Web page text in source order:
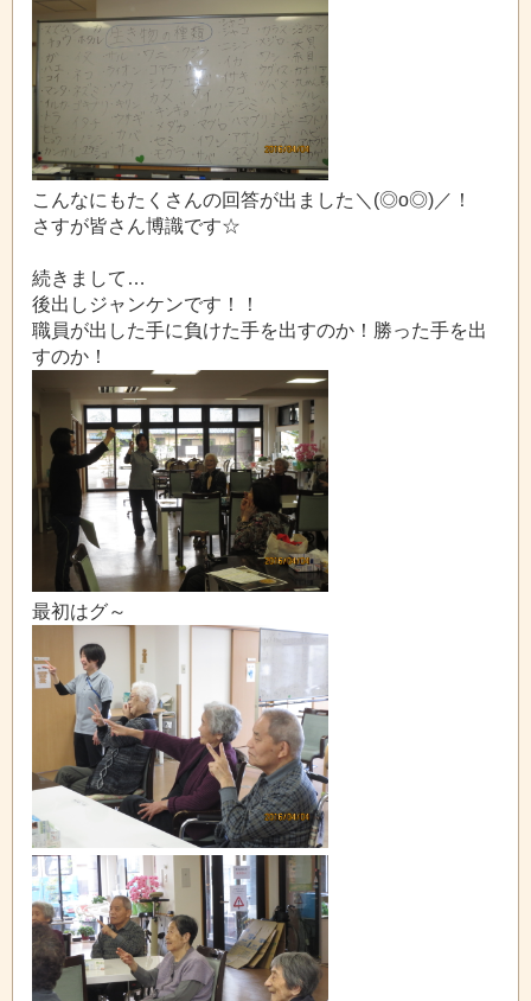
こんなにもたくさんの回答が出ました＼(◎o◎)／！
さすが皆さん博識です☆
続きまして…
後出しジャンケンです！！
職員が出した手に負けた手を出すのか！勝った手を出
すのか！
最初はグ～